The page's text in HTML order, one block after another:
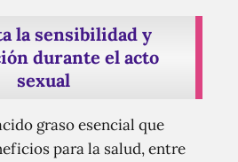
la sensibilidad y
durante el acto
sexual
graso esencial que
para la salud, entre